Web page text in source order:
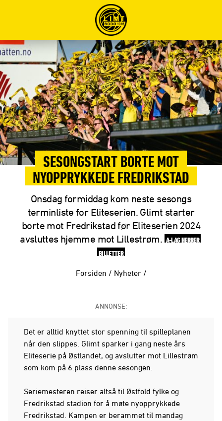
SESONGSTART BORTE MOT
NYOPPRYKKEDE FREDRIKSTAD
Onsdag formiddag kom neste sesongs
terminliste for Eliteserien. Glimt starter
borte mot Fredrikstad før Eliteserien 2024
avsluttes hjemme mot Lillestrøm. A-LAG HERRER
BILLETTER
Forsiden / Nyheter /
ANNONSE:
Det er alltid knyttet stor spenning til spilleplanen
når den slippes. Glimt sparker i gang neste års
Eliteserie på Østlandet, og avslutter mot Lillestrøm
som kom på 6.plass denne sesongen.
Seriemesteren reiser altså til Østfold fylke og
Fredrikstad stadion for å møte nyopprykkede
Fredrikstad. Kampen er berammet til mandag